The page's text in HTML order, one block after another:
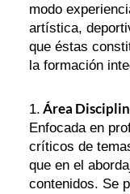
modo
artística,
que éstas
la formación
1. Área
Enfocada en
críticos de
que en el
contenidos. Se